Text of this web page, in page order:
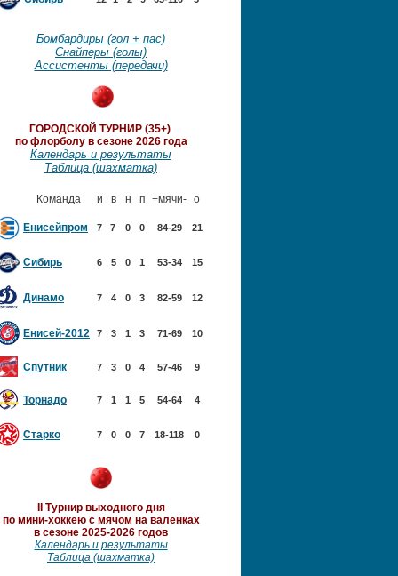
Бомбардиры (гол + пас)
Снайперы (голы)
Ассистенты (передачи)
ГОРОДСКОЙ ТУРНИР (35+)
по флорболу в сезоне 2026 года
Календарь и результаты
Таблица (шахматка)
Команда и в н п +мячи- о
Енисейпром 7 7 0 0 84-29 21
Сибирь 6 5 0 1 53-34 15
Динамо 7 4 0 3 82-59 12
Енисей-2012 7 3 1 3 71-69 10
Спутник 7 3 0 4 57-46 9
Торнадо 7 1 1 5 54-64 4
Старко 7 0 0 7 18-118 0
II Турнир выходного дня
по мини-хоккею с мячом на валенках
в сезоне 2025-2026 годов
Календарь и результаты
Таблица (шахматка)